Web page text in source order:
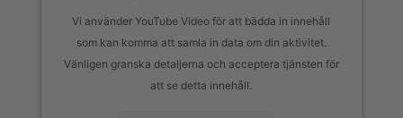
Vi använder YouTube Video för att bädda in innehåll
som kan komma att samla in data om din aktivitet.
Vänligen granska detaljerna och acceptera tjänsten för
att se detta innehåll.